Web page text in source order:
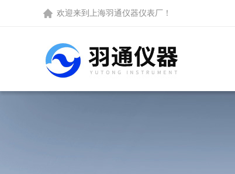
欢迎来到 上海羽通仪器仪表厂 ！